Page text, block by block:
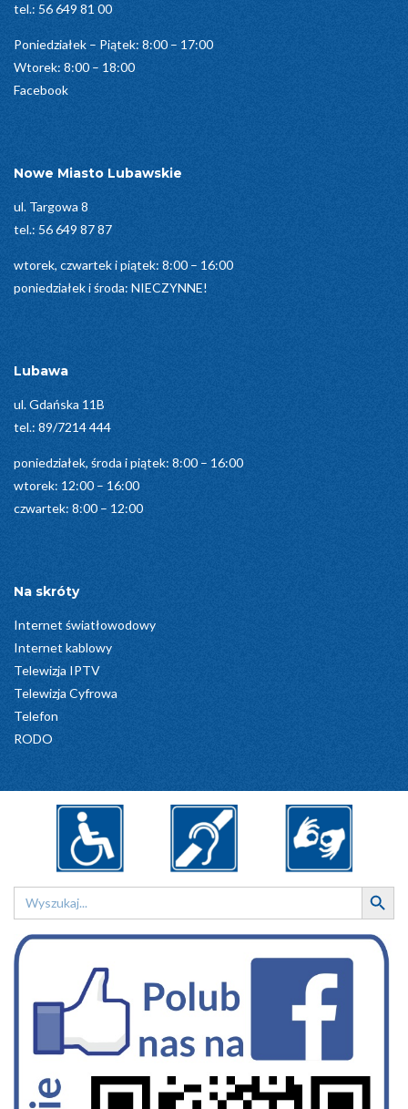
tel.: 56 649 81 00
Poniedziałek – Piątek: 8:00 – 17:00
Wtorek: 8:00 – 18:00
Facebook
Nowe Miasto Lubawskie
ul. Targowa 8
tel.: 56 649 87 87
wtorek, czwartek i piątek: 8:00 – 16:00
poniedziałek i środa: NIECZYNNE!
Lubawa
ul. Gdańska 11B
tel.: 89/7214 444
poniedziałek, środa i piątek: 8:00 – 16:00
wtorek: 12:00 – 16:00
czwartek: 8:00 – 12:00
Na skróty
Internet światłowodowy
Internet kablowy
Telewizja IPTV
Telewizja Cyfrowa
Telefon
RODO
Search
for:
Search Button